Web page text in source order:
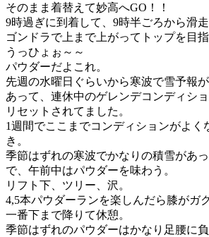
そのまま着替えて妙高へGO！！
9時過ぎに到着して、9時半ごろから滑走
ゴンドラで上まで上がってトップを目指
うっひょぉ～～
パウダーだよこれ。
先週の水曜日ぐらいから寒波で雪予報
あって、連休中のゲレンデコンディシ
リセットされてました。
1週間でここまでコンディションがよく
き。
季節はずれの寒波でかなりの積雪があっ
で、午前中はパウダーを味わう。
リフト下、ツリー、沢。
4,5本パウダーランを楽しんだら膝がガ
一番下まで降りて休憩。
季節はずれのパウダーはかなり足腰に